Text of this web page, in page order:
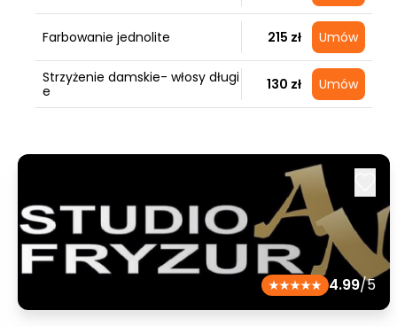
Farbowanie jednolite 215 zł Umów
Strzyżenie damskie- włosy długi
e
130 zł Umów
4.99/5